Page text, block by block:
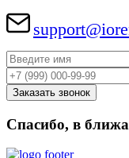
Спасибо, в